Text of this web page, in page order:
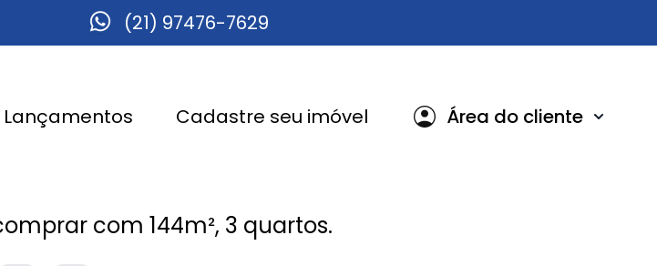
(21) 97476-7629
Lançamentos Cadastre seu imóvel Área do cliente
com 144m², 3 quartos.